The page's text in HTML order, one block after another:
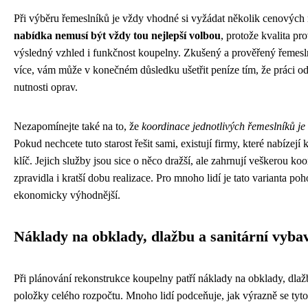
Při výběru řemeslníků je vždy vhodné si vyžádat několik
nabídka nemusí být vždy tou nejlepší volbou, protože kvalita
výsledný vzhled i funkčnost koupelny. Zkušený a prověřený
více, vám může v konečném důsledku ušetřit peníze tím, že práci
nutnosti oprav.
Nezapomínejte také na to, že koordinace jednotlivých řemeslníků
Pokud nechcete tuto starost řešit sami, existují firmy, které
klíč. Jejich služby jsou sice o něco dražší, ale zahrnují veškerou
zpravidla i kratší dobu realizace. Pro mnoho lidí je tato varianta
ekonomicky výhodnější.
Náklady na obklady, dlažbu a sanitární
Při plánování rekonstrukce koupelny patří náklady na obklady,
položky celého rozpočtu. Mnoho lidí podceňuje, jak výrazně se